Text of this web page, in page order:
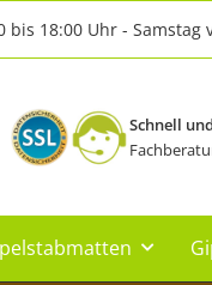
bis 18:00 Uhr - Samstag
Schnell